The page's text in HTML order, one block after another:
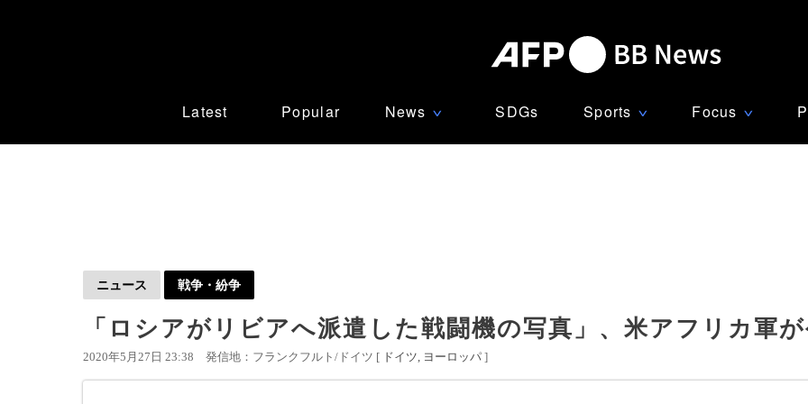
Latest Popular News ∨ SDGs Sports ∨ Focus ∨
ニュース 戦争・紛争
「ロシアがリビアへ派遣した戦闘機の写真」、米アフリカ軍
2020年5月27日 23:38 発信地：フランクフルト/ドイツ [ ドイツ ヨーロッパ ]